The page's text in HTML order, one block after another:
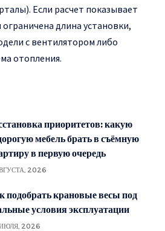
Если расчет показывает
длина установки,
с вентилятором либо
отопления.
приоритетов: какую
мебель брать в съёмную
в первую очередь
2026
подобрать крановые весы под
условия эксплуатации
2026